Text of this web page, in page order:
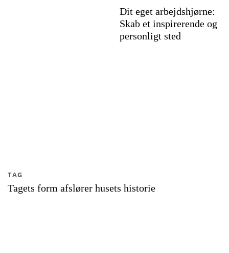
Dit eget arbejdshjørne:
Skab et inspirerende og
personligt sted
Tagets form afslører husets historie
TAG